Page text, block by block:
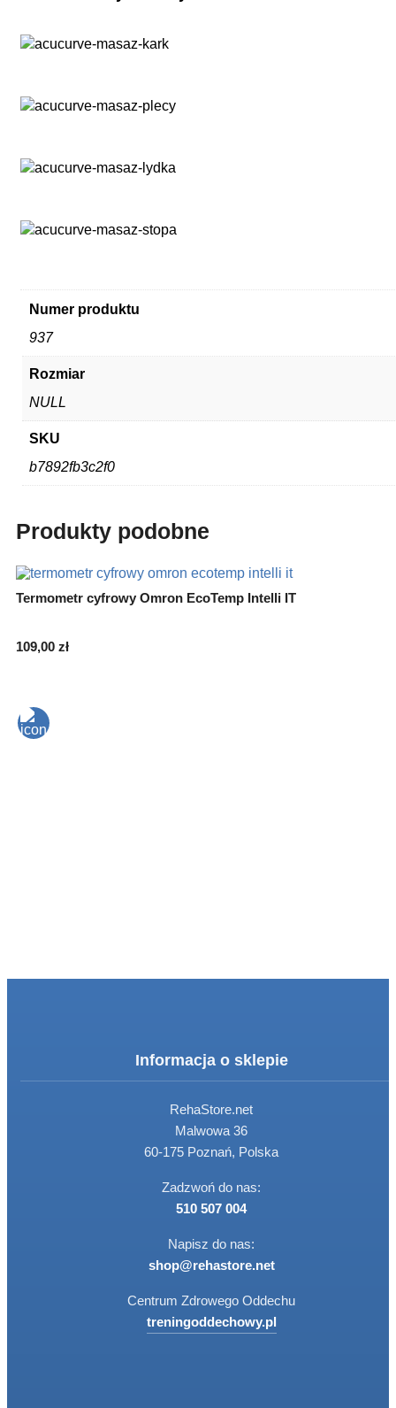
Numer produktu
937
Rozmiar
NULL
SKU
b7892fb3c2f0
Produkty podobne
Termometr cyfrowy Omron EcoTemp Intelli IT
109,00 zł
Informacja o sklepie
RehaStore.net
Malwowa 36
60-175 Poznań, Polska
Zadzwoń do nas:
510 507 004
Napisz do nas:
shop@rehastore.net
Centrum Zdrowego Oddechu
treningoddechowy.pl